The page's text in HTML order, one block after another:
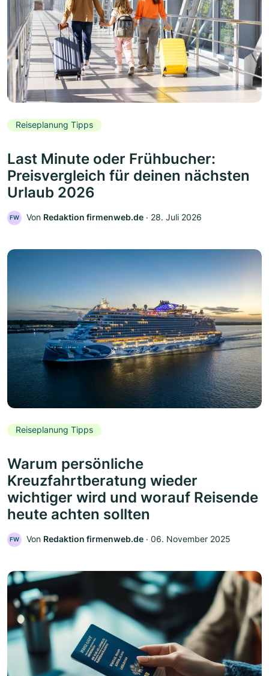
Reiseplanung Tipps
Last Minute oder Frühbucher:
Preisvergleich für deinen nächsten
Urlaub 2026
FW Von Redaktion firmenweb.de ‧ 28. Juli 2026
Reiseplanung Tipps
Warum persönliche
Kreuzfahrtberatung wieder
wichtiger wird und worauf Reisende
heute achten sollten
FW Von Redaktion firmenweb.de ‧ 06. November 2025